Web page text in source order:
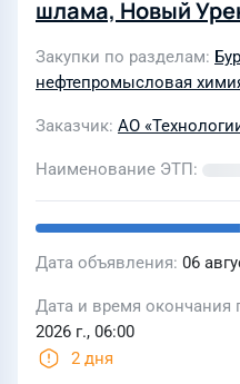
шлама, Новый
Закупки по разделам
нефтепромысловая
Заказчик АО
Наименование ЭТП
Дата объявления 06
Дата и время окончания
2026 г., 06:00
2 дня